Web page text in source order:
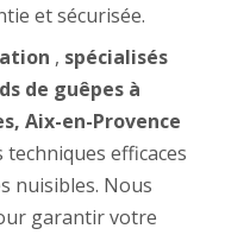
et sécurisée.
, spécialisés
de guêpes à
Aix-en-Provence
efficaces
nuisibles. Nous
garantir votre